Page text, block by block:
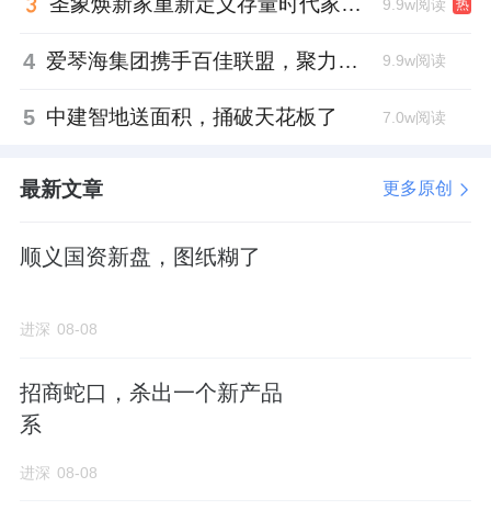
9.9w阅读 热
4 爱琴海集团携手百佳联盟，聚力共拓存量商业新赛道 9.9w阅读
5 中建智地送面积，捅破天花板了 7.0w阅读
最新文章 更多原创
顺义国资新盘，图纸糊了
进深 08-08
招商蛇口，杀出一个新产品
系
进深 08-08